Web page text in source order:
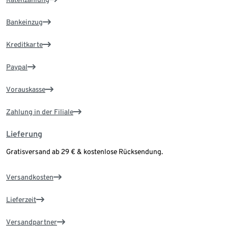
Bankeinzug
Kreditkarte
Paypal
Vorauskasse
Zahlung in der Filiale
Lieferung
Gratisversand ab 29 € & kostenlose Rücksendung.
Versandkosten
Lieferzeit
Versandpartner